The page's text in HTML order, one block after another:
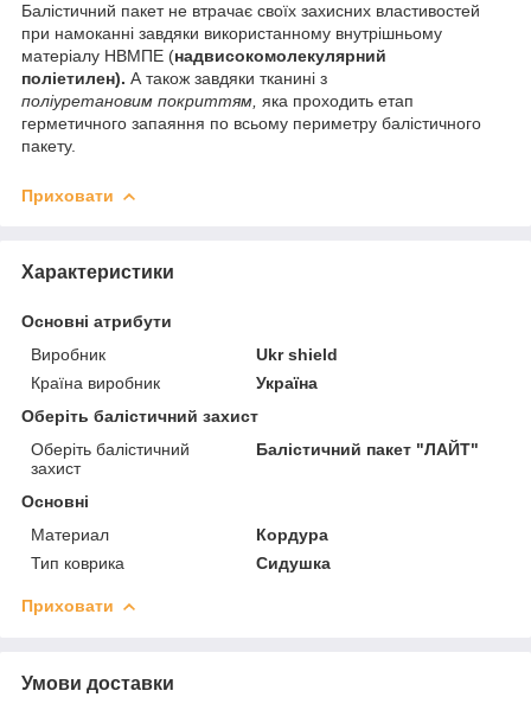
Балістичний пакет не втрачає своїх захисних властивостей
при намоканні завдяки використанному внутрішньому
матеріалу НВМПЕ (надвисокомолекулярний
поліетилен). А також завдяки тканині з
поліуретановим покриттям, яка проходить етап
герметичного запаяння по всьому периметру балістичного
пакету.
Приховати
Характеристики
Основні атрибути
Виробник
Ukr shield
Країна виробник
Україна
Оберіть балістичний захист
Оберіть балістичний
захист
Балістичний пакет "ЛАЙТ"
Основні
Материал
Кордура
Тип коврика
Cидушка
Приховати
Умови доставки